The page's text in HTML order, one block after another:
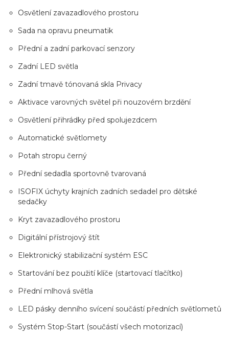
Osvětlení zavazadlového prostoru
Sada na opravu pneumatik
Přední a zadní parkovací senzory
Zadní LED světla
Zadní tmavě tónovaná skla Privacy
Aktivace varovných světel při nouzovém brzdění
Osvětlení přihrádky před spolujezdcem
Automatické světlomety
Potah stropu černý
Přední sedadla sportovně tvarovaná
ISOFIX úchyty krajních zadních sedadel pro dětské
sedačky
Kryt zavazadlového prostoru
Digitální přístrojový štít
Elektronický stabilizační systém ESC
Startování bez použití klíče (startovací tlačítko)
Přední mlhová světla
LED pásky denního svícení součástí předních světlometů
Systém Stop-Start (součástí všech motorizací)